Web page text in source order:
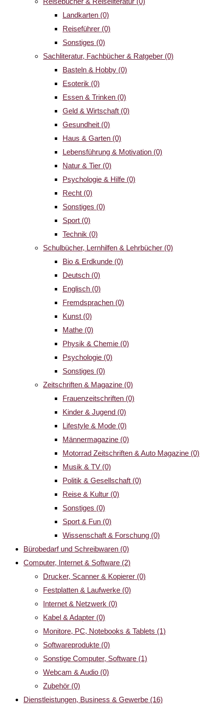
Landkarten (0)
Reiseführer (0)
Sonstiges (0)
Sachliteratur, Fachbücher & Ratgeber (0)
Basteln & Hobby (0)
Esoterik (0)
Essen & Trinken (0)
Geld & Wirtschaft (0)
Gesundheit (0)
Haus & Garten (0)
Lebensführung & Motivation (0)
Natur & Tier (0)
Psychologie & Hilfe (0)
Recht (0)
Sonstiges (0)
Sport (0)
Technik (0)
Schulbücher, Lernhilfen & Lehrbücher (0)
Bio & Erdkunde (0)
Deutsch (0)
Englisch (0)
Fremdsprachen (0)
Kunst (0)
Mathe (0)
Physik & Chemie (0)
Psychologie (0)
Sonstiges (0)
Zeitschriften & Magazine (0)
Frauenzeitschriften (0)
Kinder & Jugend (0)
Lifestyle & Mode (0)
Männermagazine (0)
Motorrad Zeitschriften & Auto Magazine (0)
Musik & TV (0)
Politik & Gesellschaft (0)
Reise & Kultur (0)
Sonstiges (0)
Sport & Fun (0)
Wissenschaft & Forschung (0)
Bürobedarf und Schreibwaren (0)
Computer, Internet & Software (2)
Drucker, Scanner & Kopierer (0)
Festplatten & Laufwerke (0)
Internet & Netzwerk (0)
Kabel & Adapter (0)
Monitore, PC, Notebooks & Tablets (1)
Softwareprodukte (0)
Sonstige Computer, Software (1)
Webcam & Audio (0)
Zubehör (0)
Dienstleistungen, Business & Gewerbe (16)